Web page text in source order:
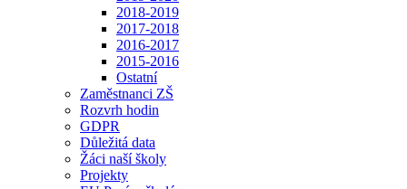
2018-2019
2017-2018
2016-2017
2015-2016
Ostatní
Zaměstnanci ZŠ
Rozvrh hodin
GDPR
Důležitá data
Žáci naší školy
Projekty